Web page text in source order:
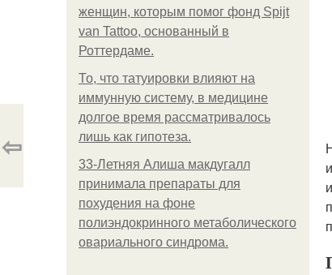
женщин, которым помог фонд Spijt
van Tattoo, основанный в
Роттердаме.
То, что татуировки влияют на
иммунную систему, в медицине
долгое время рассматривалось
лишь как гипотеза.
33-Летняя Алиша макдугалл
принимала препараты для
похудения на фоне
полиэндокринного метаболического
овариального синдрома.
⇦